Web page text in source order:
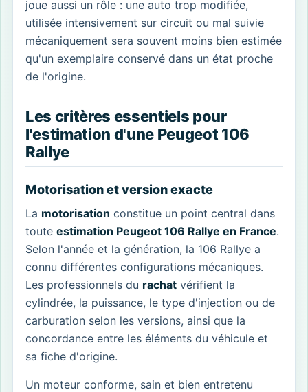
joue aussi un rôle : une auto trop modifiée,
utilisée intensivement sur circuit ou mal suivie
mécaniquement sera souvent moins bien estimée
qu'un exemplaire conservé dans un état proche
de l'origine.
Les critères essentiels pour
l'estimation d'une Peugeot 106
Rallye
Motorisation et version exacte
La motorisation constitue un point central dans
toute estimation Peugeot 106 Rallye en France.
Selon l'année et la génération, la 106 Rallye a
connu différentes configurations mécaniques.
Les professionnels du rachat vérifient la
cylindrée, la puissance, le type d'injection ou de
carburation selon les versions, ainsi que la
concordance entre les éléments du véhicule et
sa fiche d'origine.
Un moteur conforme, sain et bien entretenu